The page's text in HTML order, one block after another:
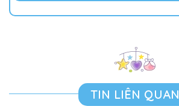
TIN LIÊN QUAN